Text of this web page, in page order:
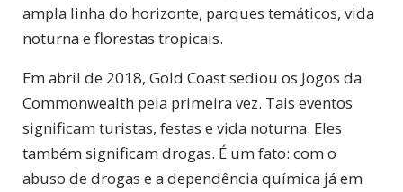
ampla linha do horizonte, parques temáticos, vida
noturna e florestas tropicais.
Em abril de 2018, Gold Coast sediou os Jogos da
Commonwealth pela primeira vez. Tais eventos
significam turistas, festas e vida noturna. Eles
também significam drogas. É um fato: com o
abuso de drogas e a dependência química já em